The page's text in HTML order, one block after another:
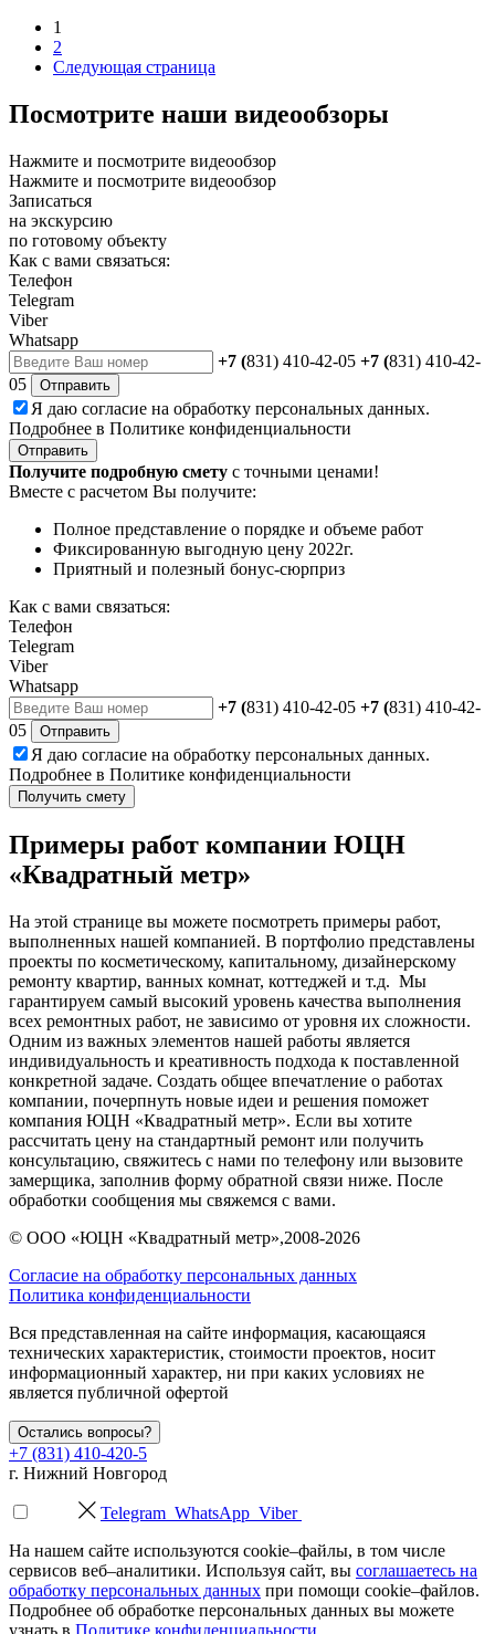
1
2
Следующая страница
Посмотрите наши видеообзоры
Нажмите и посмотрите видеообзор
Нажмите и посмотрите видеообзор
Записаться
на экскурсию
по готовому объекту
Как с вами связаться:
Телефон
Telegram
Viber
Whatsapp
+7 (831) 410-42-05 +7 (831) 410-42-
05
Отправить
Я даю согласие на обработку персональных данных.
Подробнее в Политике конфиденциальности
Отправить
Получите подробную смету с точными ценами!
Вместе с расчетом Вы получите:
Полное представление о порядке и объеме работ
Фиксированную выгодную цену 2022г.
Приятный и полезный бонус-сюрприз
Как с вами связаться:
Телефон
Telegram
Viber
Whatsapp
+7 (831) 410-42-05 +7 (831) 410-42-
05
Отправить
Я даю согласие на обработку персональных данных.
Подробнее в Политике конфиденциальности
Получить смету
Примеры работ компании ЮЦН
«Квадратный метр»
На этой странице вы можете посмотреть примеры работ,
выполненных нашей компанией. В портфолио представлены
проекты по косметическому, капитальному, дизайнерскому
ремонту квартир, ванных комнат, коттеджей и т.д. Мы
гарантируем самый высокий уровень качества выполнения
всех ремонтных работ, не зависимо от уровня их сложности.
Одним из важных элементов нашей работы является
индивидуальность и креативность подхода к поставленной
конкретной задаче. Создать общее впечатление о работах
компании, почерпнуть новые идеи и решения поможет
компания ЮЦН «Квадратный метр». Если вы хотите
рассчитать цену на стандартный ремонт или получить
консультацию, свяжитесь с нами по телефону или вызовите
замерщика, заполнив форму обратной связи ниже. После
обработки сообщения мы свяжемся с вами.
© ООО «ЮЦН «Квадратный метр»,2008-2026
Согласие на обработку персональных данных
Политика конфиденциальности
Вся представленная на сайте информация, касающаяся
технических характеристик, стоимости проектов, носит
информационный характер, ни при каких условиях не
является публичной офертой
Остались вопросы?
+7 (831) 410-420-5
г. Нижний Новгород
Telegram WhatsApp Viber
На нашем сайте используются cookie–файлы, в том числе
сервисов веб–аналитики. Используя сайт, вы соглашаетесь на
обработку персональных данных при помощи cookie–файлов.
Подробнее об обработке персональных данных вы можете
узнать в Политике конфиденциальности